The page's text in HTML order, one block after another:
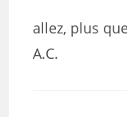
allez, plus
A.C.